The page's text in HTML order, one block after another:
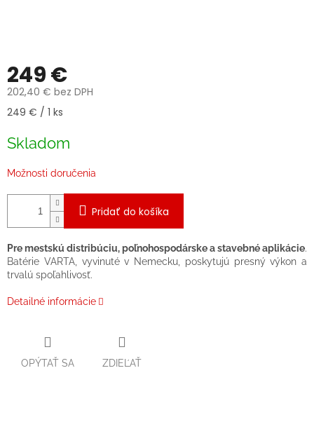
249 €
202,40 € bez DPH
Jednotková
249 € / 1 ks
Skladom
Možnosti doručenia
Pridať do košíka
Pre mestskú distribúciu, poľnohospodárske a stavebné aplikácie.
Batérie VARTA, vyvinuté v Nemecku, poskytujú presný výkon a
trvalú spoľahlivosť.
Detailné informácie
OPÝTAŤ SA ZDIEĽAŤ